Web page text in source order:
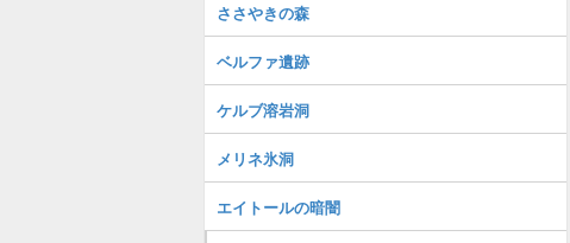
ささやきの森
ベルファ遺跡
ケルブ溶岩洞
メリネ氷洞
エイトールの暗闇